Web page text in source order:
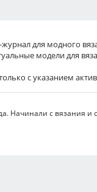
журнал для модного
модели для
с указанием
Начинали с вязания